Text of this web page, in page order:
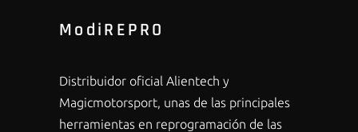
ModiREPRO
Distribuidor oficial Alientech y
Magicmotorsport, unas de las principales
herramientas en reprogramación de las